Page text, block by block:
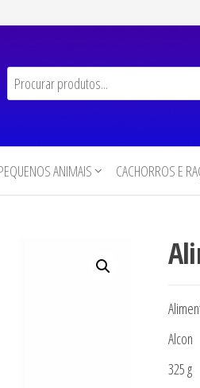
ANIMAIS CACHORROS E
Alcon
325 g